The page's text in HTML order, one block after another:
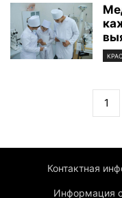
1
Контактная
Информация о